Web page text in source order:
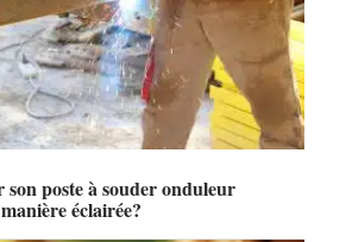
poste à souder onduleur
éclairée?